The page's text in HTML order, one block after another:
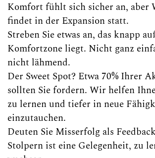
Komfort fühlt sich sicher an, aber
findet in der Expansion statt.
Streben Sie etwas an, das knapp
Komfortzone liegt. Nicht ganz
nicht lähmend.
Der Sweet Spot? Etwa 70% Ihrer
sollten Sie fordern. Wir helfen
zu lernen und tiefer in neue
einzutauchen.
Deuten Sie Misserfolg als
Stolpern ist eine Gelegenheit, zu